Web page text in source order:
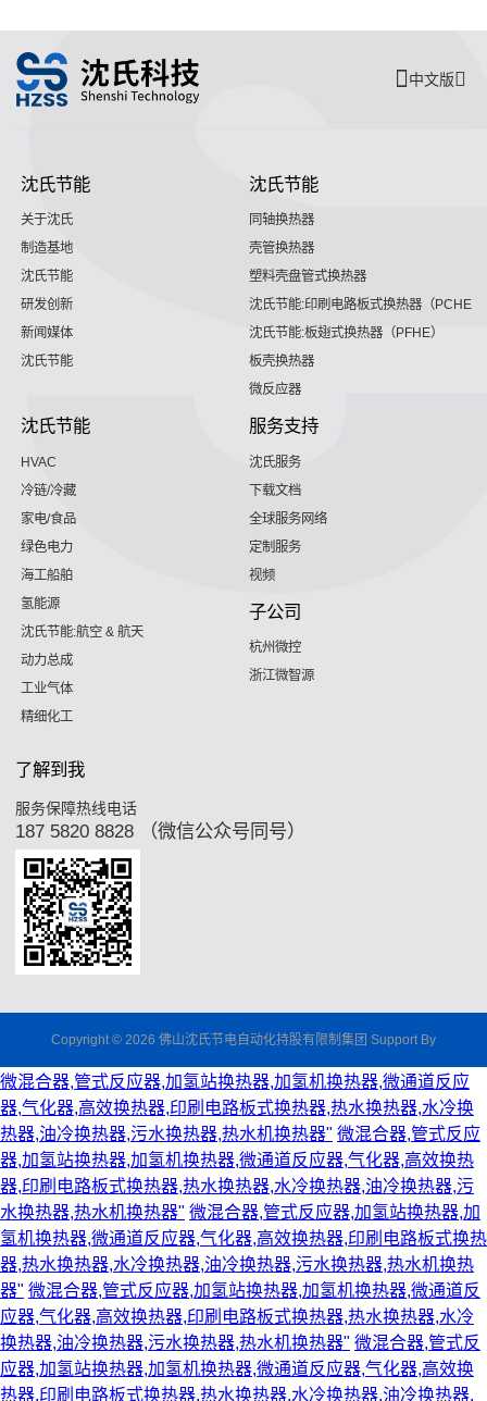
中文版
沈氏节能
关于沈氏
制造基地
沈氏节能
研发创新
新闻媒体
沈氏节能
沈氏节能
同轴换热器
壳管换热器
塑料壳盘管式换热器
沈氏节能:印刷电路板式换热器（PCHE）
沈氏节能:板翅式换热器（PFHE）
板壳换热器
微反应器
沈氏节能
HVAC
冷链/冷藏
家电/食品
绿色电力
海工船舶
氢能源
沈氏节能:航空 & 航天
动力总成
工业气体
精细化工
服务支持
沈氏服务
下载文档
全球服务网络
定制服务
视频
子公司
杭州微控
浙江微智源
了解到我
服务保障热线电话
187 5820 8828 （微信公众号同号）
Copyright © 2026 佛山沈氏节电自动化持股有限制集团 Support By
微混合器,管式反应器,加氢站换热器,加氢机换热器,微通道反应
器,气化器,高效换热器,印刷电路板式换热器,热水换热器,水冷换
热器,油冷换热器,污水换热器,热水机换热器" 微混合器,管式反应
器,加氢站换热器,加氢机换热器,微通道反应器,气化器,高效换热
器,印刷电路板式换热器,热水换热器,水冷换热器,油冷换热器,污
水换热器,热水机换热器" 微混合器,管式反应器,加氢站换热器,加
氢机换热器,微通道反应器,气化器,高效换热器,印刷电路板式换热
器,热水换热器,水冷换热器,油冷换热器,污水换热器,热水机换热
器" 微混合器,管式反应器,加氢站换热器,加氢机换热器,微通道反
应器,气化器,高效换热器,印刷电路板式换热器,热水换热器,水冷
换热器,油冷换热器,污水换热器,热水机换热器" 微混合器,管式反
应器,加氢站换热器,加氢机换热器,微通道反应器,气化器,高效换
热器,印刷电路板式换热器,热水换热器,水冷换热器,油冷换热器,